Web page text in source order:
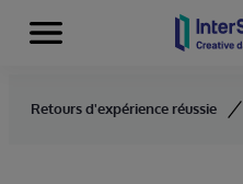
Skip to content
Menu
Retours d'expérience réussie